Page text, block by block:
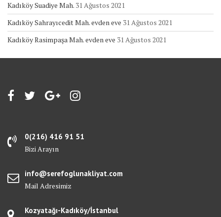
Kadıköy Suadiye Mah. 31 Ağustos 2021
Kadıköy Sahrayıcedit Mah. evden eve 31 Ağustos 2021
Kadıköy Rasimpaşa Mah. evden eve 31 Ağustos 2021
0(216) 416 91 51
Bizi Arayın
info@serefoglunakliyat.com
Mail Adresimiz
Kozyatağı-Kadıköy/İstanbul